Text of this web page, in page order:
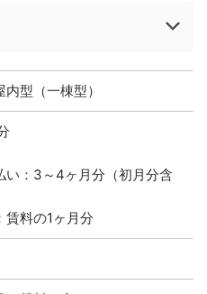
型（一棟型）
い：3～4ヶ月分（初月分含
賃料の1ヶ月分